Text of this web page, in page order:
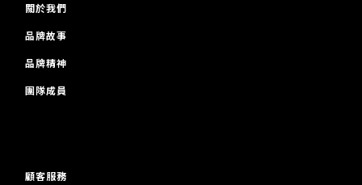
關於我們
品牌故事
品牌精神
團隊成員
顧客服務